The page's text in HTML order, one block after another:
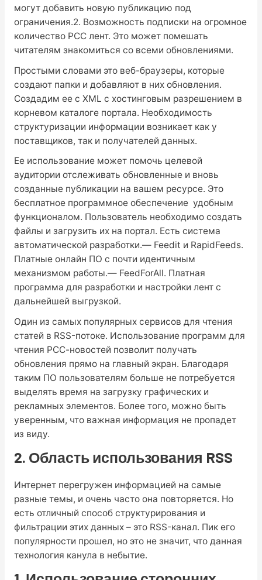
могут добавить новую публикацию под
ограничения.2. Возможность подписки на огромное
количество РСС лент. Это может помешать
читателям знакомиться со всеми обновлениями.
Простыми словами это веб-браузеры, которые
создают папки и добавляют в них обновления.
Создадим ее с XML с хостинговым разрешением в
корневом каталоге портала. Необходимость
структуризации информации возникает как у
поставщиков, так и получателей данных.
Ее использование может помочь целевой
аудитории отслеживать обновленные и вновь
созданные публикации на вашем ресурсе. Это
бесплатное программное обеспечение удобным
функционалом. Пользователь необходимо создать
файлы и загрузить их на портал. Есть система
автоматической разработки.— Feedit и RapidFeeds.
Платные онлайн ПО с почти идентичным
механизмом работы.— FeedForAll. Платная
программа для разработки и настройки лент с
дальнейшей выгрузкой.
Один из самых популярных сервисов для чтения
статей в RSS-потоке. Использование программ для
чтения РСС-новостей позволит получать
обновления прямо на главный экран. Благодаря
таким ПО пользователям больше не потребуется
выделять время на загрузку графических и
рекламных элементов. Более того, можно быть
уверенным, что важная информация не пропадет
из виду.
2. Область использования RSS
Интернет перегружен информацией на самые
разные темы, и очень часто она повторяется. Но
есть отличный способ структурирования и
фильтрации этих данных – это RSS-канал. Пик его
популярности прошел, но это не значит, что данная
технология канула в небытие.